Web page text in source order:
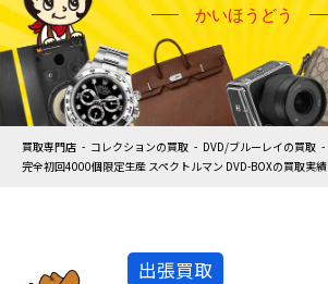
かいほうどう
買取専門店 コレクションの買取
DVD/ブルーレイの買取
完全初回4000個限定生産 スペクトルマン DVD-BOXの買取実績
出張買取